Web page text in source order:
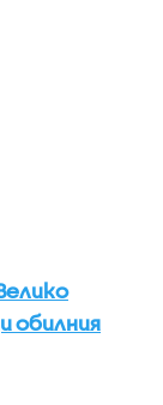
обилния